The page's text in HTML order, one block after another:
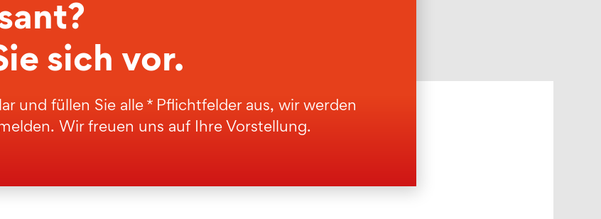
sich vor.
und füllen Sie alle * Pflichtfelder aus, wir werden
Wir freuen uns auf Ihre Vorstellung.